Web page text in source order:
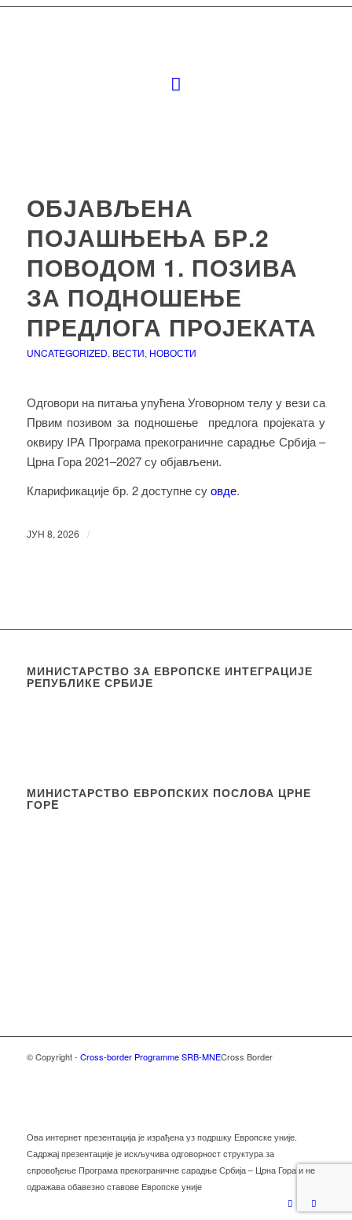
ОБЈАВЉЕНА
ПОЈАШЊЕЊА БР.2
ПОВОДОМ 1. ПОЗИВА
ЗА ПОДНОШЕЊЕ
ПРЕДЛОГА ПРОЈЕКАТА
UNCATEGORIZED, ВЕСТИ, НОВОСТИ
Одговори на питања упућена Уговорном телу у вези са
Првим позивом за подношење предлога пројеката у
оквиру IPA Програма прекограничне сарадње Србија –
Црна Гора 2021–2027 су објављени.
Кларификације бр. 2 доступне суовде.
ЈУН 8, 2026 /
МИНИСТАРСТВО ЗА ЕВРОПСКЕ ИНТЕГРАЦИЈЕ
РЕПУБЛИКЕ СРБИЈЕ
МИНИСТАРСТВО ЕВРОПСКИХ ПОСЛОВА ЦРНЕ
ГОРE
© Copyright - Cross-border Programme SRB-MNECross Border
Ова интернет презентација је израђена уз подршку Европске уније.
Садржај презентације је искључива одговорност структура за
спровођење Програма прекограничне сарадње Србија – Црна Гора и не
одражава обавезно ставове Европске уније